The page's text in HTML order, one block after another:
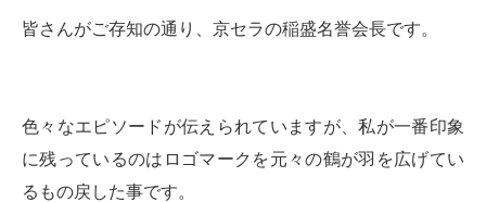
皆さんがご存知の通り、京セラの稲盛名誉会長です。
色々なエピソードが伝えられていますが、私が一番印象
に残っているのはロゴマークを元々の鶴が羽を広げてい
るもの戻した事です。